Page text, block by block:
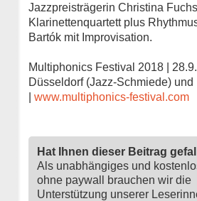
Jazzpreisträgerin Christina
Klarinettenquartett plus
Bartók mit Improvisation.
Multiphonics Festival 2018 |
Düsseldorf (Jazz-Schmiede)
www.multiphonics-festival.com
Hat Ihnen dieser Beitrag
Als unabhängiges und
ohne paywall brauchen wir die
Unterstützung unserer